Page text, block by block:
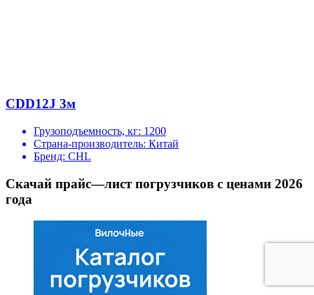
CDD12J 3м
Грузоподъемность, кг: 1200
Страна-производитель: Китай
Бренд: CHL
Скачай прайс—лист погрузчиков с ценами 2026
года